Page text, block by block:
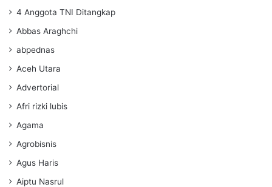
4 Anggota TNI Ditangkap
Abbas Araghchi
abpednas
Aceh Utara
Advertorial
Afri rizki lubis
Agama
Agrobisnis
Agus Haris
Aiptu Nasrul